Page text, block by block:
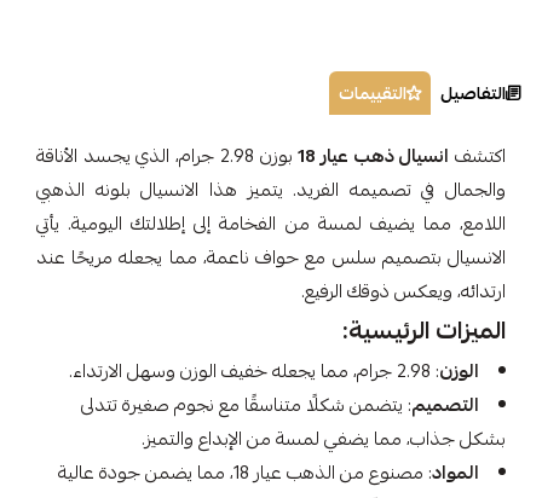
التفاصيل التقييمات
اكتشف انسيال ذهب عيار 18
بوزن 2.98 جرام، الذي يجسد الأناقة
والجمال في تصميمه الفريد. يتميز هذا الانسيال بلونه الذهبي
اللامع، مما يضيف لمسة من الفخامة إلى إطلالتك اليومية. يأتي
الانسيال بتصميم سلس مع حواف ناعمة، مما يجعله مريحًا عند
ارتدائه، ويعكس ذوقك الرفيع.
الميزات الرئيسية:
الوزن: 2.98 جرام، مما يجعله خفيف الوزن وسهل الارتداء.
التصميم: يتضمن شكلًا متناسقًا مع نجوم صغيرة تتدلى
بشكل جذاب، مما يضفي لمسة من الإبداع والتميز.
المواد
: مصنوع من الذهب عيار 18، مما يضمن جودة عالية